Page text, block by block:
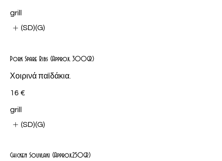
grill
(SD)(G)
Pork Spare Ribs (Approx. 300GR)
Χοιρινά παϊδάκια.
16 €
grill
(SD)(G)
Chicken Souvlaki (Approx.250GR)